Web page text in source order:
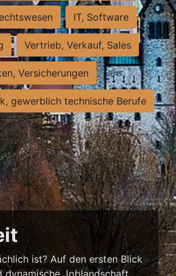
IT, Software
Vertrieb, Verkauf, Sales
Versicherungen
gewerblich technische Berufe
ist? Auf den ersten Blick